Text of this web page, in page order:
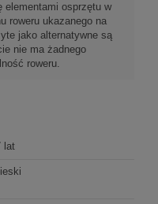
elementami osprzętu w
roweru ukazanego na
jako alternatywne są
nie ma żadnego
roweru.
lat